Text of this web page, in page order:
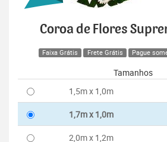
Coroa de Flores
Faixa Grátis Frete Grátis Pague
Tamanhos
1,5m x 1,0m
1,7m x 1,0m
2,0m x 1,2m